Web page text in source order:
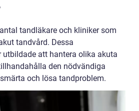
tandläkare och kliniker som
tandvård. Dessa
utbildade att hantera olika akuta
den nödvändiga
och lösa tandproblem.